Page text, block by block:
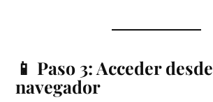
📱 Paso 3: Acceder desde
navegador